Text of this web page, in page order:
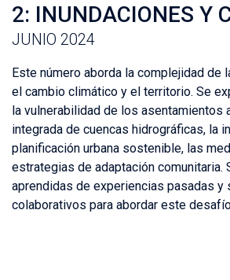
2: INUNDACIONES Y
JUNIO 2024
Este número aborda la complejidad de
el cambio climático y el territorio. Se
la vulnerabilidad de los asentamientos
integrada de cuencas hidrográficas, la
planificación urbana sostenible, las
estrategias de adaptación comunitaria.
aprendidas de experiencias pasadas
colaborativos para abordar este